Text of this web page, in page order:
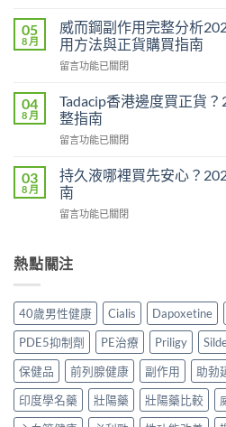
量
完
整
教
幾
時
食
多？
正
確
一
次
清
楚〉
中
馬
糖
Hamer
效
真
相：
有
用
是
心
作
香
家
實
測
評
價〉
中
05
8 月
威而鋼副作用完整分析
用方法與正貨購買指南
在
而
鋼
副
作
完
整
分
析
見
用、
安
全
服
方
法
與
留言功能已關閉
04
8 月
Tadacip香港邊度買正貨
整指南
在
香
港
邊
度
貨？
購
買
渠
道
價
錢
完
留言功能已關閉
03
8 月
持久液哪裡買先安心？
南
在
液
哪
買
先
安
心？
2026
年
香
港
留言功能已關閉
熱點關注
40歲男性健康 Cialis Dapoxetine
PDE5抑制劑
PE治療 Priligy
保健品
前列腺健康 副作用 助勃
印度學名藥
壯陽藥 壯陽藥比較